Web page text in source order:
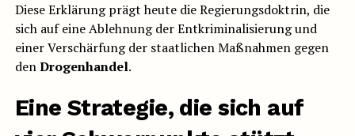
Diese Erklärung prägt heute die Regierungsdoktrin, die
sich auf eine Ablehnung der Entkriminalisierung und
einer Verschärfung der staatlichen Maßnahmen gegen
denDrogenhandel.
Eine Strategie, die sich auf